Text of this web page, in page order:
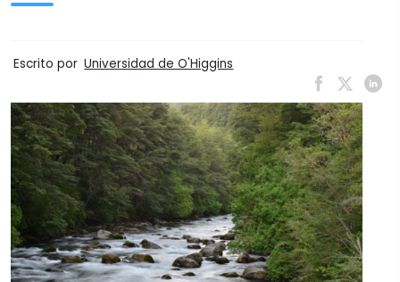
Escrito por Universidad de O'Higgins